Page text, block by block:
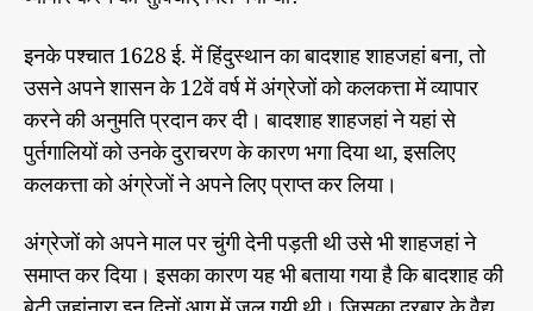
इनके पश्चात 1628 ई. में हिंदुस्थान का बादशाह शाहजहां बना, तो
उसने अपने शासन के 12वें वर्ष में अंग्रेजों को कलकत्ता में व्यापार
करने की अनुमति प्रदान कर दी। बादशाह शाहजहां ने यहां से
पुर्तगालियों को उनके दुराचरण के कारण भगा दिया था, इसलिए
कलकत्ता को अंग्रेजों ने अपने लिए प्राप्त कर लिया।
अंग्रेजों को अपने माल पर चुंगी देनी पड़ती थी उसे भी शाहजहां ने
समाप्त कर दिया। इसका कारण यह भी बताया गया है कि बादशाह की